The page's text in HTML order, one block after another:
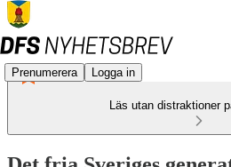
Prenumerera Logga in
Läs utan distraktioner